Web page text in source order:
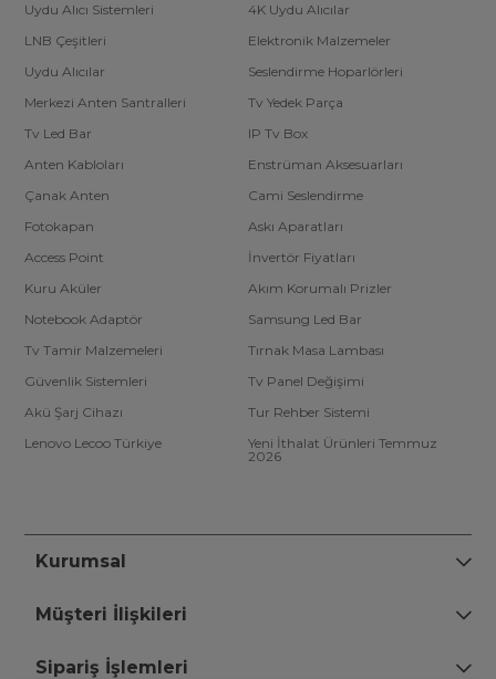
Uydu Alıcı Sistemleri
4K Uydu Alıcılar
LNB Çeşitleri
Elektronik Malzemeler
Uydu Alıcılar
Seslendirme Hoparlörleri
Merkezi Anten Santralleri
Tv Yedek Parça
Tv Led Bar
IP Tv Box
Anten Kabloları
Enstrüman Aksesuarları
Çanak Anten
Cami Seslendirme
Fotokapan
Askı Aparatları
Access Point
İnvertör Fiyatları
Kuru Aküler
Akım Korumalı Prizler
Notebook Adaptör
Samsung Led Bar
Tv Tamir Malzemeleri
Tırnak Masa Lambası
Güvenlik Sistemleri
Tv Panel Değişimi
Akü Şarj Cihazı
Tur Rehber Sistemi
Lenovo Lecoo Türkiye
Yeni İthalat Ürünleri Temmuz
2026
Kurumsal
Müşteri İlişkileri
Sipariş İşlemleri